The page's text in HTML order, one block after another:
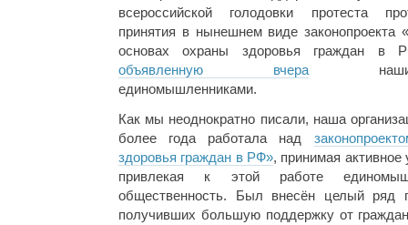
всероссийской голодовки протеста
принятия в нынешнем виде законопроекта
основах охраны здоровья граждан в
объявленную вчера
единомышленниками.
Как мы неоднократно писали, наша
более года работала над
здоровья граждан в РФ», принимая активное
привлекая к этой работе
общественность. Был внесён целый ряд
получивших большую поддержку от